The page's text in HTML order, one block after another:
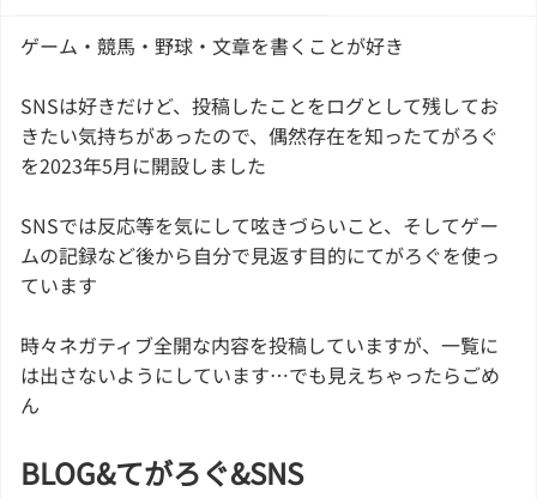
ゲーム・競馬・野球・文章を書くことが好き
SNSは好きだけど、投稿したことをログとして残してお
きたい気持ちがあったので、偶然存在を知ったてがろぐ
を2023年5月に開設しました
SNSでは反応等を気にして呟きづらいこと、そしてゲー
ムの記録など後から自分で見返す目的にてがろぐを使っ
ています
時々ネガティブ全開な内容を投稿していますが、一覧に
は出さないようにしています…でも見えちゃったらごめ
ん
BLOG&てがろぐ&SNS